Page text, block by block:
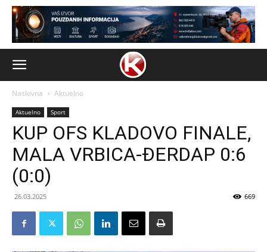
Naslovna Aktuelno
Aktuelno Sport
KUP OFS KLADOVO FINALE,
MALA VRBICA-ĐERDAP 0:6
(0:0)
26.03.2025 669